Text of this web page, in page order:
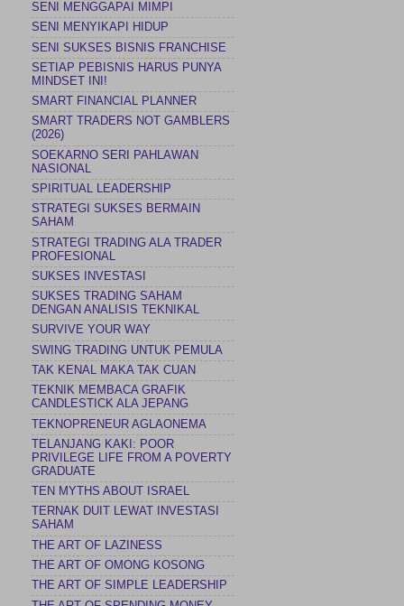
SENI MENGGAPAI MIMPI
SENI MENYIKAPI HIDUP
SENI SUKSES BISNIS FRANCHISE
SETIAP PEBISNIS HARUS PUNYA
MINDSET INI!
SMART FINANCIAL PLANNER
SMART TRADERS NOT GAMBLERS
(2026)
SOEKARNO SERI PAHLAWAN
NASIONAL
SPIRITUAL LEADERSHIP
STRATEGI SUKSES BERMAIN
SAHAM
STRATEGI TRADING ALA TRADER
PROFESIONAL
SUKSES INVESTASI
SUKSES TRADING SAHAM
DENGAN ANALISIS TEKNIKAL
SURVIVE YOUR WAY
SWING TRADING UNTUK PEMULA
TAK KENAL MAKA TAK CUAN
TEKNIK MEMBACA GRAFIK
CANDLESTICK ALA JEPANG
TEKNOPRENEUR AGLAONEMA
TELANJANG KAKI: POOR
PRIVILEGE LIFE FROM A POVERTY
GRADUATE
TEN MYTHS ABOUT ISRAEL
TERNAK DUIT LEWAT INVESTASI
SAHAM
THE ART OF LAZINESS
THE ART OF OMONG KOSONG
THE ART OF SIMPLE LEADERSHIP